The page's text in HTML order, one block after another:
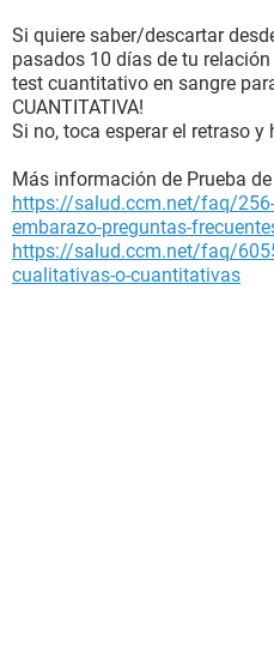
Si quiere saber/descartar
pasados 10 días de tu
test cuantitativo en sangre
CUANTITATIVA!
Si no, toca esperar el retraso
Más información de Prueba
https://salud.ccm.net/faq/
embarazo-preguntas-
https://salud.ccm.net/faq/
cualitativas-o-cuantitativas